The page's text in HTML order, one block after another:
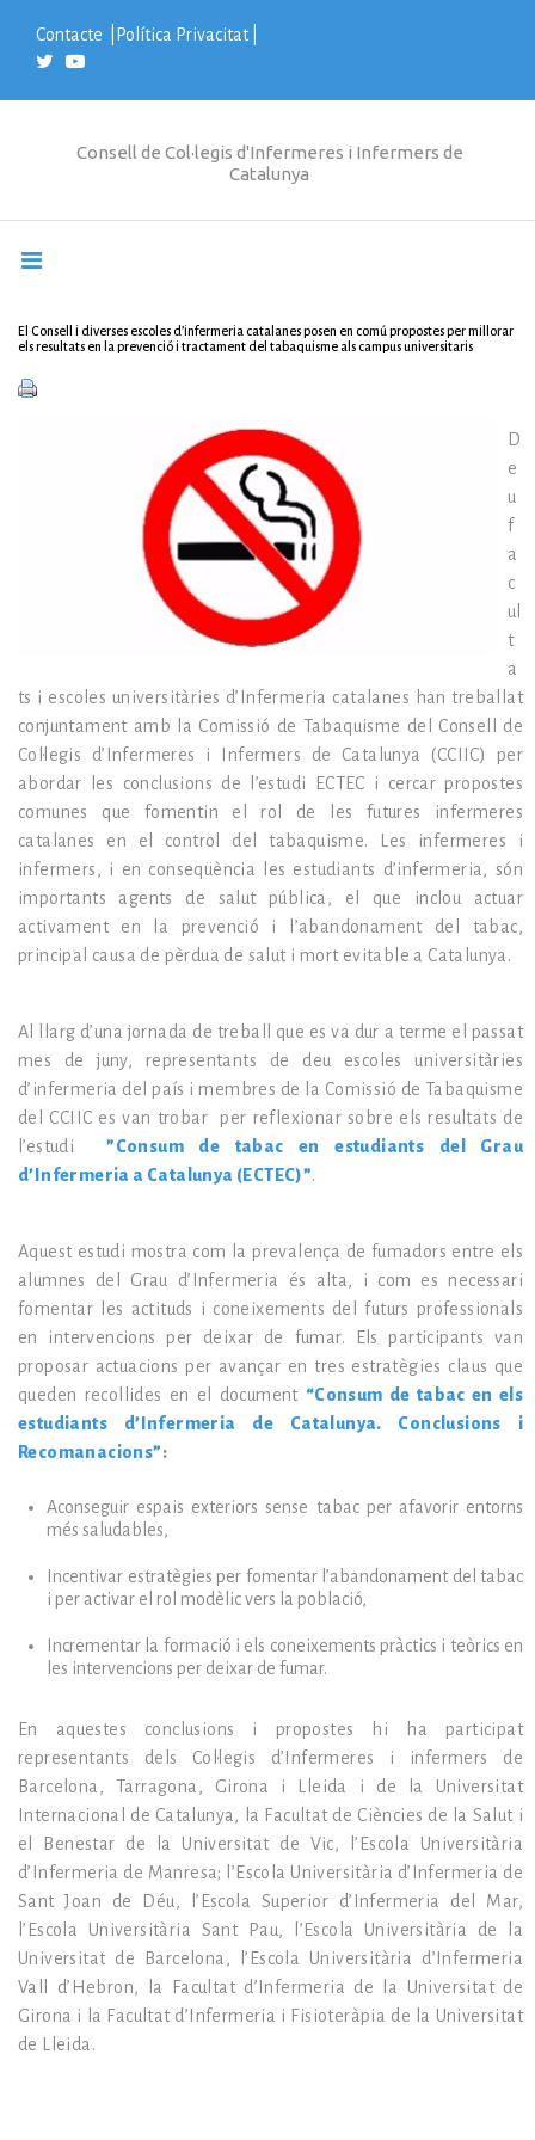
t
Contacte Política Privacitat|
Consell de Col·legis d'Infermeres i Infermers de
Catalunya
El Consell i diverses escoles d’infermeria catalanes posen en comú propostes per millorar
els resultats en la prevenció i tractament del tabaquisme als campus universitaris
D
e
u
f
a
c
ul
t
a
ts i escoles universitàries d’Infermeria catalanes han treballat
conjuntament amb la Comissió de Tabaquisme del Consell de
Col·legis d’Infermeres i Infermers de Catalunya (CCIIC) per
abordar les conclusions de l’estudi ECTEC i cercar propostes
comunes que fomentin el rol de les futures infermeres
catalanes en el control del tabaquisme. Les infermeres i
infermers, i en conseqüència les estudiants d’infermeria, són
importants agents de salut pública, el que inclou actuar
activament en la prevenció i l’abandonament del tabac,
principal causa de pèrdua de salut i mort evitable a Catalunya.
Al llarg d’una jornada de treball que es va dur a terme el passat
mes de juny, representants de deu escoles universitàries
d’infermeria del país i membres de la Comissió de Tabaquisme
del CCIIC es van trobar per reflexionar sobre els resultats de
l’estudi”Consum de tabac en estudiants del Grau
d’Infermeria a Catalunya (ECTEC)”.
Aquest estudi mostra com la prevalença de fumadors entre els
alumnes del Grau d’Infermeria és alta, i com es necessari
fomentar les actituds i coneixements del futurs professionals
en intervencions per deixar de fumar. Els participants van
proposar actuacions per avançar en tres estratègies claus que
queden recollides en el document “Consum de tabac en els
estudiants d’Infermeria de Catalunya. Conclusions i
Recomanacions”:
Aconseguir espais exteriors sense tabac per afavorir entorns
més saludables,
Incentivar estratègies per fomentar l’abandonament del tabac
i per activar el rol modèlic vers la població,
Incrementar la formació i els coneixements pràctics i teòrics en
les intervencions per deixar de fumar.
En aquestes conclusions i propostes hi ha participat
representants dels Col·legis d’Infermeres i infermers de
Barcelona, Tarragona, Girona i Lleida i de la Universitat
Internacional de Catalunya, la Facultat de Ciències de la Salut i
el Benestar de la Universitat de Vic, l’Escola Universitària
d’Infermeria de Manresa; l’Escola Universitària d’Infermeria de
Sant Joan de Déu, l’Escola Superior d’Infermeria del Mar,
l’Escola Universitària Sant Pau, l’Escola Universitària de la
Universitat de Barcelona, l’Escola Universitària d’Infermeria
Vall d’Hebron, la Facultat d’Infermeria de la Universitat de
Girona i la Facultat d’Infermeria i Fisioteràpia de la Universitat
de Lleida.